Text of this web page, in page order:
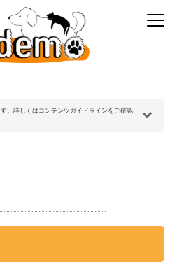
。詳しくはコンテンツガイドラインをご確認